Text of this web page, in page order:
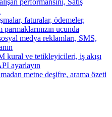
performansını, Satış
faturalar, ödemeler,
ucunda
medya reklamları, SMS,
kural ve tetikleyicileri, iş akışı
ayarlayın
metne deşifre, arama özeti